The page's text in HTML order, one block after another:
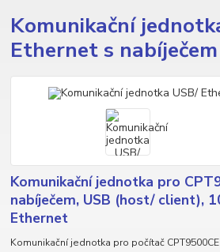
Komunikační
Ethernet s nabíječem
Komunikační jednotka pro
nabíječem, USB (host/ client),
Ethernet
Komunikační jednotka pro počítač